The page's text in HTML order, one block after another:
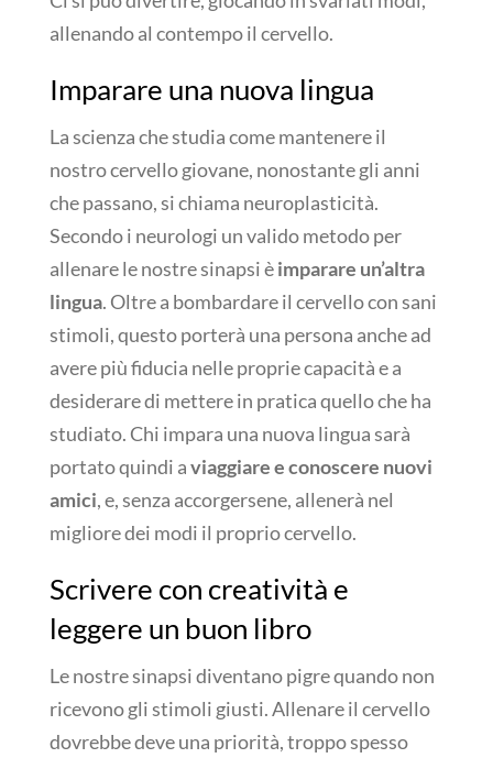
allenando al contempo il cervello.
Imparare una nuova lingua
La scienza che studia come mantenere il
nostro cervello giovane, nonostante gli anni
che passano, si chiama neuroplasticità.
Secondo i neurologi un valido metodo per
allenare le nostre sinapsi èimparare un’altra
lingua. Oltre a bombardare il cervello con sani
stimoli, questo porterà una persona anche ad
avere più fiducia nelle proprie capacità e a
desiderare di mettere in pratica quello che ha
studiato. Chi impara una nuova lingua sarà
portato quindi aviaggiare e conoscere nuovi
amici, e, senza accorgersene, allenerà nel
migliore dei modi il proprio cervello.
Scrivere con creatività e
leggere un buon libro
Le nostre sinapsi diventano pigre quando non
ricevono gli stimoli giusti. Allenare il cervello
dovrebbe deve una priorità, troppo spesso